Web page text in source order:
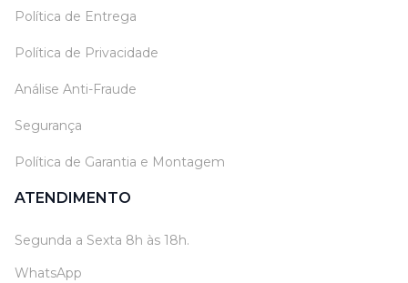
Política de Entrega
Política de Privacidade
Análise Anti-Fraude
Segurança
Política de Garantia e Montagem
ATENDIMENTO
Segunda a Sexta 8h às 18h.
WhatsApp